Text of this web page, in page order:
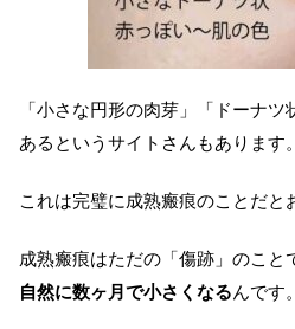
「小さな円形の肉芽」「ドーナ
あるというサイトさんもあります。
これは完璧に成熟瘢痕のことだと
成熟瘢痕はただの「傷跡」のこと
自然に数ヶ月で小さくなるんです。